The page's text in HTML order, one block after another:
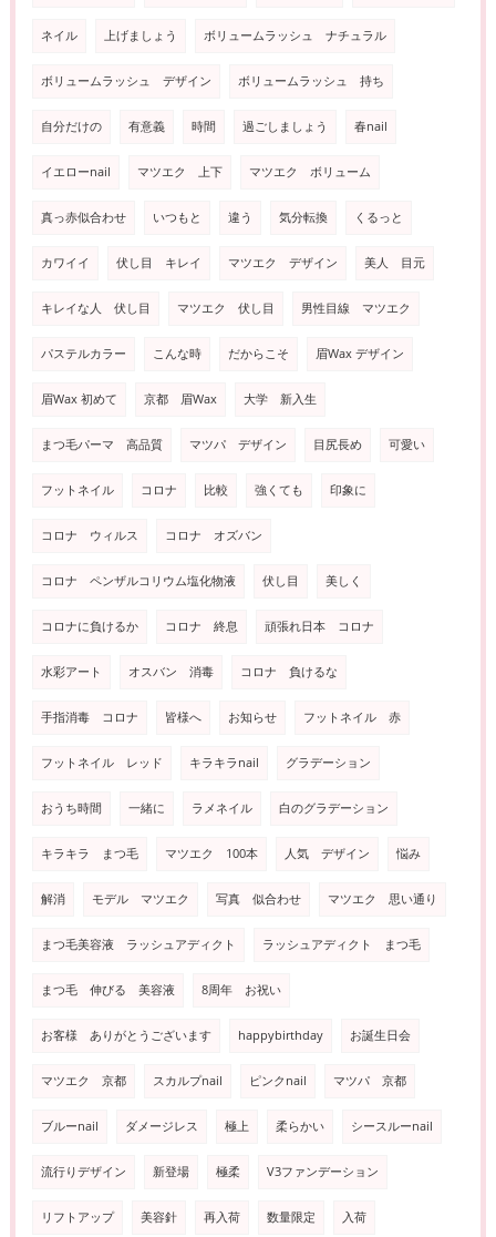
ネイル 上げましょう ボリュームラッシュ ナチュラル
ボリュームラッシュ デザイン ボリュームラッシュ 持ち
自分だけの 有意義 時間 過ごしましょう 春nail
イエローnail マツエク 上下 マツエク ボリューム
真っ赤似合わせ いつもと 違う 気分転換 くるっと
カワイイ 伏し目 キレイ マツエク デザイン 美人 目元
キレイな人 伏し目 マツエク 伏し目 男性目線 マツエク
パステルカラー こんな時 だからこそ 眉Wax デザイン
眉Wax 初めて 京都 眉Wax 大学 新入生
まつ毛パーマ 高品質 マツパ デザイン 目尻長め 可愛い
フットネイル コロナ 比較 強くても 印象に
コロナ ウィルス コロナ オズバン
コロナ ペンザルコリウム塩化物液 伏し目 美しく
コロナに負けるか コロナ 終息 頑張れ日本 コロナ
水彩アート オスバン 消毒 コロナ 負けるな
手指消毒 コロナ 皆様へ お知らせ フットネイル 赤
フットネイル レッド キラキラnail グラデーション
おうち時間 一緒に ラメネイル 白のグラデーション
キラキラ まつ毛 マツエク 100本 人気 デザイン 悩み
解消 モデル マツエク 写真 似合わせ マツエク 思い通り
まつ毛美容液 ラッシュアディクト ラッシュアディクト まつ毛
まつ毛 伸びる 美容液 8周年 お祝い
お客様 ありがとうございます happybirthday お誕生日会
マツエク 京都 スカルプnail ピンクnail マツパ 京都
ブルーnail ダメージレス 極上 柔らかい シースルーnail
流行りデザイン 新登場 極柔 V3ファンデーション
リフトアップ 美容針 再入荷 数量限定 入荷